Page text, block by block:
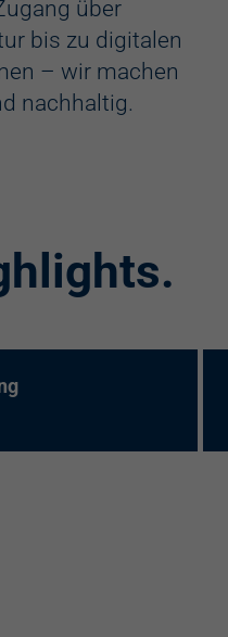
über
bis zu digitalen
– wir machen
nachhaltig.